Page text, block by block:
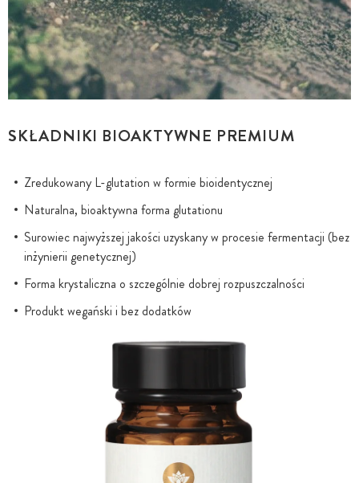
SKŁADNIKI BIOAKTYWNE PREMIUM
Zredukowany L-glutation w formie bioidentycznej
Naturalna, bioaktywna forma glutationu
Surowiec najwyższej jakości uzyskany w procesie fermentacji (bez
inżynierii genetycznej)
Forma krystaliczna o szczególnie dobrej rozpuszczalności
Produkt wegański i bez dodatków